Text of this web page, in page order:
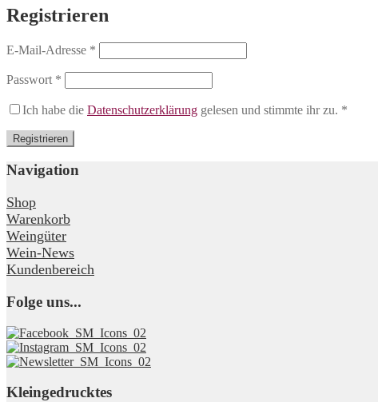
Registrieren
E-Mail-Adresse *
Passwort *
Ich habe die Datenschutzerklärung gelesen und stimmte ihr zu. *
Registrieren
Navigation
Shop
Warenkorb
Weingüter
Wein-News
Kundenbereich
Folge uns...
Kleingedrucktes